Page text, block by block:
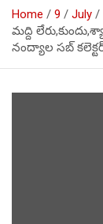
Home 9 July
మద్ది
నంద్యాల సబ్